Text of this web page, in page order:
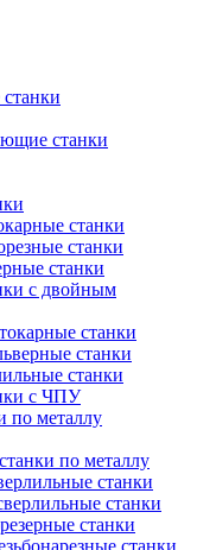
станки
станки
станки
станки
с двойным
станки
станки
станки
с ЧПУ
по металлу
по металлу
станки
станки
станки
станки